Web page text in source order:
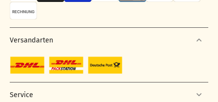
RECHNUNG
Versandarten
Service